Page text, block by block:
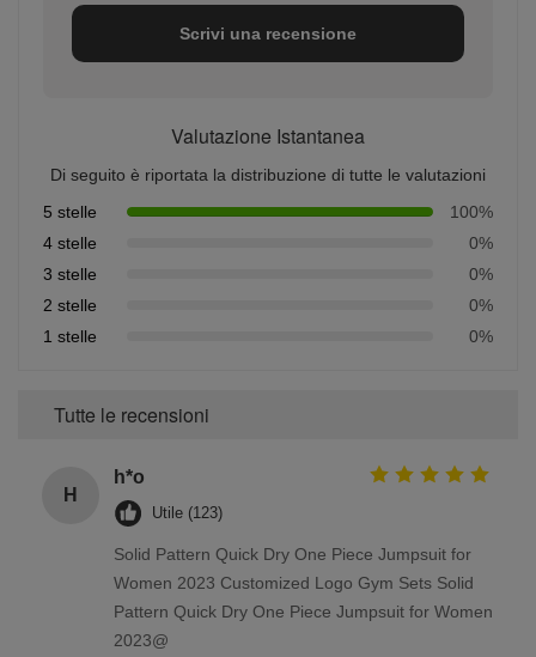
Scrivi una recensione
Valutazione Istantanea
Di seguito è riportata la distribuzione di tutte le valutazioni
5 stelle
100%
4 stelle
0%
3 stelle
0%
2 stelle
0%
1 stelle
0%
Tutte le recensioni
H
h*o
Utile (123)
Solid Pattern Quick Dry One Piece Jumpsuit for
Women 2023 Customized Logo Gym Sets Solid
Pattern Quick Dry One Piece Jumpsuit for Women
2023@